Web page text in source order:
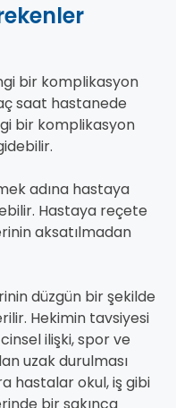
bir komplikasyon
saat hastanede
bir komplikasyon
adına hastaya
Hastaya reçete
aksatılmadan
düzgün bir şekilde
Hekimin tavsiyesi
ilişki, spor ve
uzak durulması
hastalar okul, iş gibi